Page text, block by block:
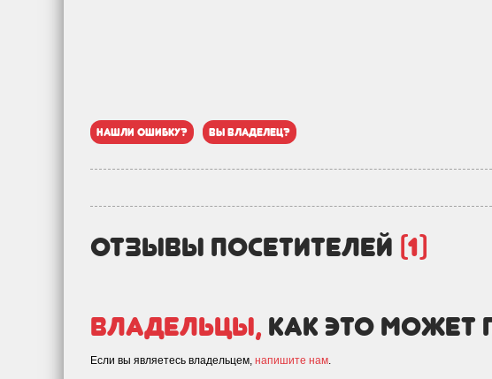
нашли ошибку? вы владелец?
отзывы посетителей (1)
Владельцы, как это может
Если вы являетесь владельцем, напишите нам.